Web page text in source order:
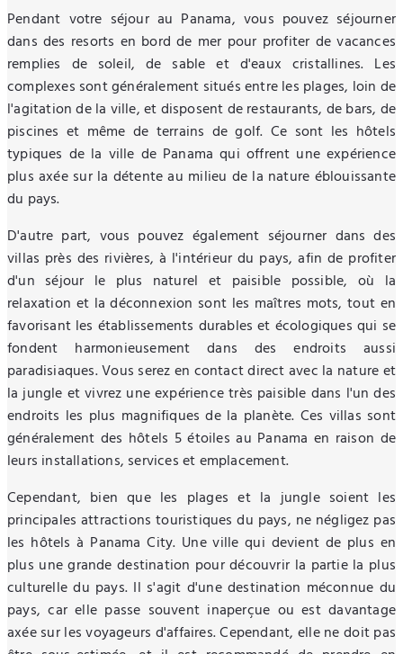
Pendant votre séjour au Panama, vous pouvez séjourner
dans des resorts en bord de mer pour profiter de vacances
remplies de soleil, de sable et d'eaux cristallines. Les
complexes sont généralement situés entre les plages, loin de
l'agitation de la ville, et disposent de restaurants, de bars, de
piscines et même de terrains de golf. Ce sont les hôtels
typiques de la ville de Panama qui offrent une expérience
plus axée sur la détente au milieu de la nature éblouissante
du pays.
D'autre part, vous pouvez également séjourner dans des
villas près des rivières, à l'intérieur du pays, afin de profiter
d'un séjour le plus naturel et paisible possible, où la
relaxation et la déconnexion sont les maîtres mots, tout en
favorisant les établissements durables et écologiques qui se
fondent harmonieusement dans des endroits aussi
paradisiaques. Vous serez en contact direct avec la nature et
la jungle et vivrez une expérience très paisible dans l'un des
endroits les plus magnifiques de la planète. Ces villas sont
généralement des hôtels 5 étoiles au Panama en raison de
leurs installations, services et emplacement.
Cependant, bien que les plages et la jungle soient les
principales attractions touristiques du pays, ne négligez pas
les hôtels à Panama City. Une ville qui devient de plus en
plus une grande destination pour découvrir la partie la plus
culturelle du pays. Il s'agit d'une destination méconnue du
pays, car elle passe souvent inaperçue ou est davantage
axée sur les voyageurs d'affaires. Cependant, elle ne doit pas